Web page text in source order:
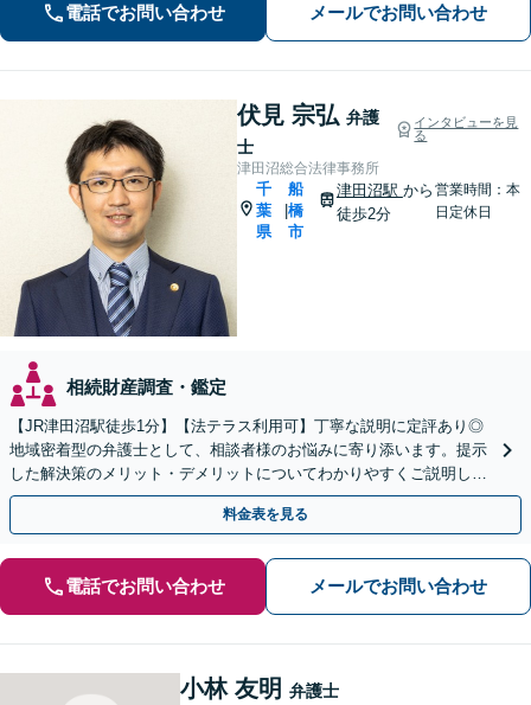
電話でお問い合わせ メールでお問い合わせ
伏見 宗弘 弁護
士
インタビューを見
る
津田沼総合法律事務所
千
葉
県
|
船
橋
市
津田沼駅 から
徒歩2分
営業時間：本
日定休日
相続財産調査・鑑定
【JR津田沼駅徒歩1分】【法テラス利用可】丁寧な説明に定評あり◎
地域密着型の弁護士として、相談者様のお悩みに寄り添います。提示
した解決策のメリット・デメリットについてわかりやすくご説明しま
す【初回相談無料 】【プライバシーへの配慮も安心】
料金表を見る
電話でお問い合わせ メールでお問い合わせ
小林 友明 弁護士